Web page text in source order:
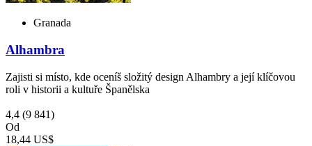
Granada
Alhambra
Zajisti si místo, kde oceníš složitý design Alhambry a její klíčovou
roli v historii a kultuře Španělska
4,4 (9 841)
Od
18,44 US$